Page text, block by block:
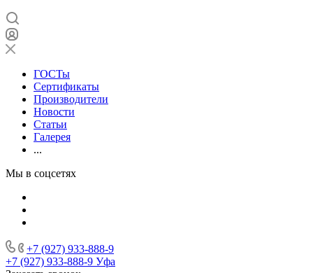
ГОСТы
Сертификаты
Производители
Новости
Статьи
Галерея
...
Мы в соцсетях
+7 (927) 933-888-9
+7 (927) 933-888-9 Уфа